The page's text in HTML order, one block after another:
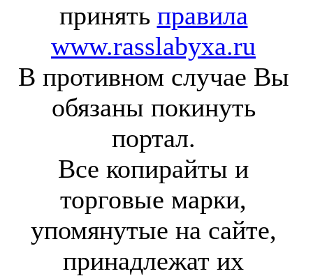
принять правила
www.rasslabyxa.ru
В противном случае Вы
обязаны покинуть
портал.
Все копирайты и
торговые марки,
упомянутые на сайте,
принадлежат их